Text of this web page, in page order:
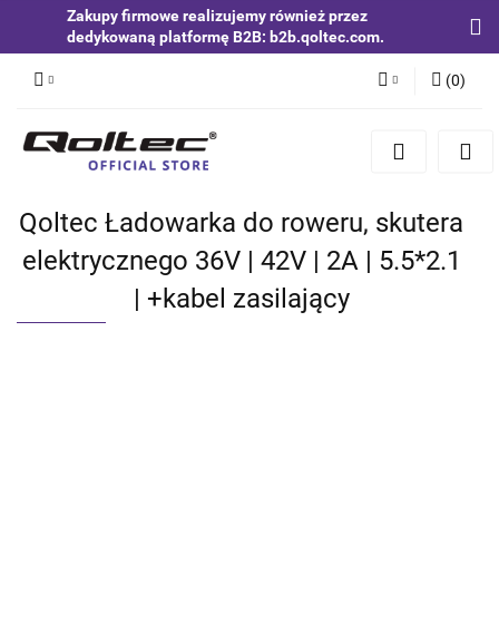
Zakupy firmowe realizujemy również przez
dedykowaną platformę B2B: b2b.qoltec.com.
Zaloguj się
Zgody cookies
(0)
Qoltec Ładowarka do roweru, skutera
elektrycznego 36V | 42V | 2A | 5.5*2.1
| +kabel zasilający